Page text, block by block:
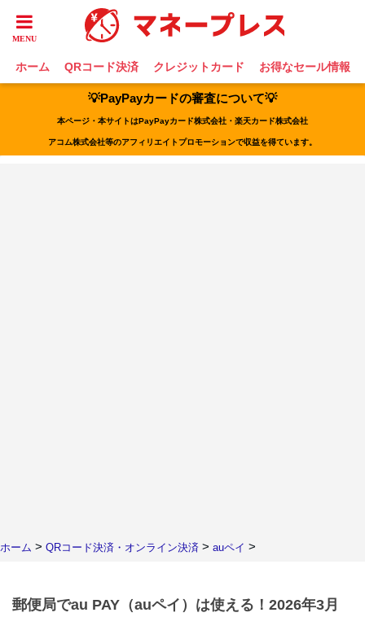
ホーム QRコード決済 クレジットカード お得なセール情報
💡PayPayカードの審査について💡
本ページ・本サイトはPayPayカード株式会社・楽天カード株式会社
アコム株式会社等のアフィリエイトプロモーションで収益を得ています。
ホーム > QRコード決済・オンライン決済 > auペイ >
郵便局でau PAY（auペイ）は使える！2026年3月